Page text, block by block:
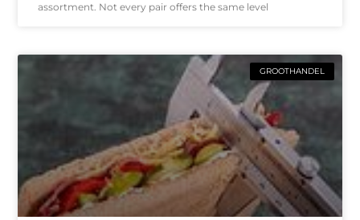
assortment. Not every pair offers the same level
GROOTHANDEL